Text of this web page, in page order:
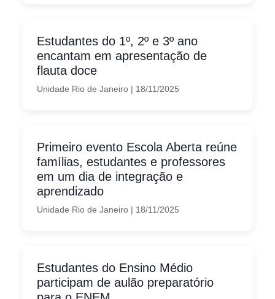
Estudantes do 1º, 2º e 3º ano
encantam em apresentação de
flauta doce
Unidade Rio de Janeiro | 18/11/2025
Primeiro evento Escola Aberta reúne
famílias, estudantes e professores
em um dia de integração e
aprendizado
Unidade Rio de Janeiro | 18/11/2025
Estudantes do Ensino Médio
participam de aulão preparatório